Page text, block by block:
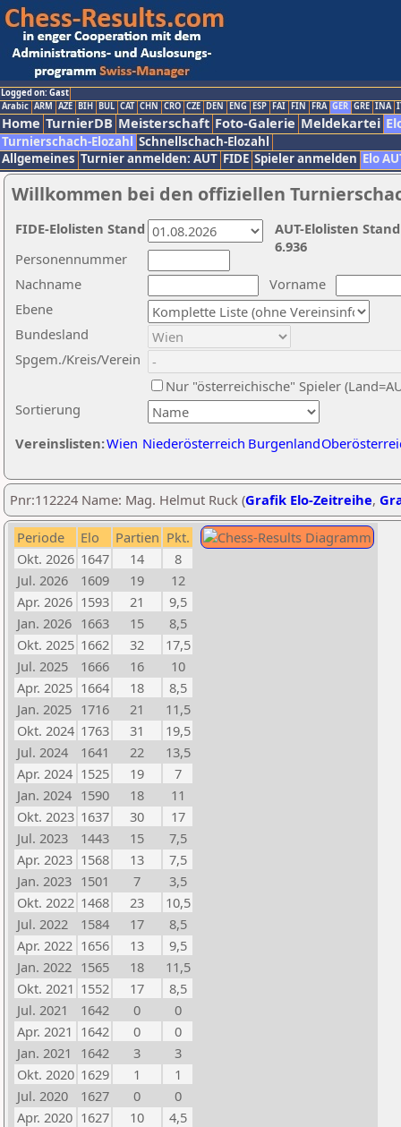
Logged on: Gast
Arabic ARM AZE BIH BUL CAT CHN CRO CZE DEN ENG ESP FAI FIN FRA GER GRE INA
Home TurnierDB Meisterschaft Foto-Galerie Meldekartei
Turnierschach-Elozahl Schnellschach-Elozahl
Allgemeines Turnier anmelden: AUT FIDE Spieler anmelden Elo
Willkommen bei den offiziellen
Nachname
Vorname
Ebene
Sortierung
Personennummer
Bundesland
Spgem./Kreis/Verein
Nur "österreichische" Spieler
Vereinslisten:Wien Niederösterreich Burgenland
AUT-Elolisten
6.936
FIDE-Elolisten Stand
Pnr:112224 Name: Mag. Helmut Ruck (Grafik Elo-Zeitreihe,
Periode Elo Partien Pkt.
Okt. 2026 1647 14
8
Jul. 2026
1609 19
12
Apr. 2026 1593 21
9,5
Jan. 2026 1663 15
8,5
Okt. 2025 1662 32
17,5
Jul. 2025
1666 16
10
Apr. 2025 1664 18
8,5
Jan. 2025 1716 21
11,5
Okt. 2024 1763 31
19,5
Jul. 2024
1641 22
13,5
Apr. 2024 1525 19
7
Jan. 2024 1590 18
11
Okt. 2023 1637 30
17
Jul. 2023
1443 15
7,5
Apr. 2023 1568 13
7,5
Jan. 2023 1501 7
3,5
Okt. 2022 1468 23
10,5
Jul. 2022
1584 17
8,5
Apr. 2022 1656 13
9,5
Jan. 2022 1565 18
11,5
Okt. 2021 1552 17
8,5
Jul. 2021
1642 0
0
Apr. 2021 1642 0
0
Jan. 2021
1642 3
3
Okt. 2020 1629 1
1
Jul. 2020
1627 0
0
Apr. 2020 1627 10
4,5